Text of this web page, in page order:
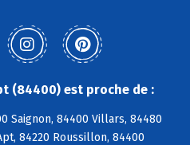
(84400) est proche de :
Saignon, 84400 Villars, 84480
84220 Roussillon, 84400